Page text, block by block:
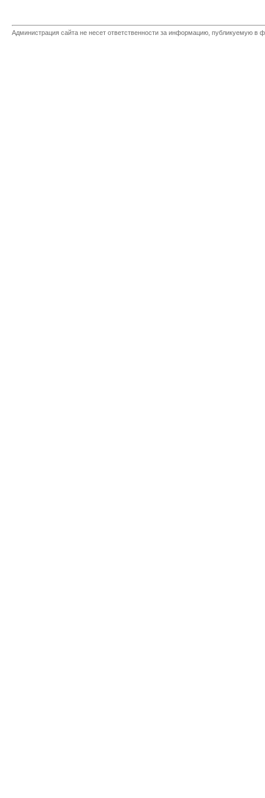
Администрация сайта не несет ответственности за информацию, публикуемую